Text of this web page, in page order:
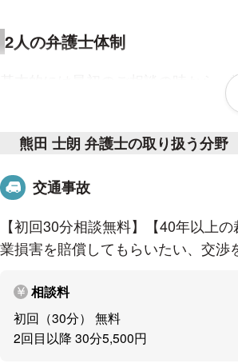
2人の弁護士体制
基本的には最初のご相談の時から
2人体制をとることにより、多角的
初回相談無料
初めての法律相談は、多くの方が、
そこで、当事務所では、初回の初
けるよう配慮しております。
取り扱い分野
離婚男女問題
遺産相続
熊田 士朗 弁護士の取り扱う分野
交通事故
【初回30分相談無料】【40年以上
業損害を賠償してもらいたい、交渉
相談料
初回（30分） 無料
2回目以降 30分5,500円